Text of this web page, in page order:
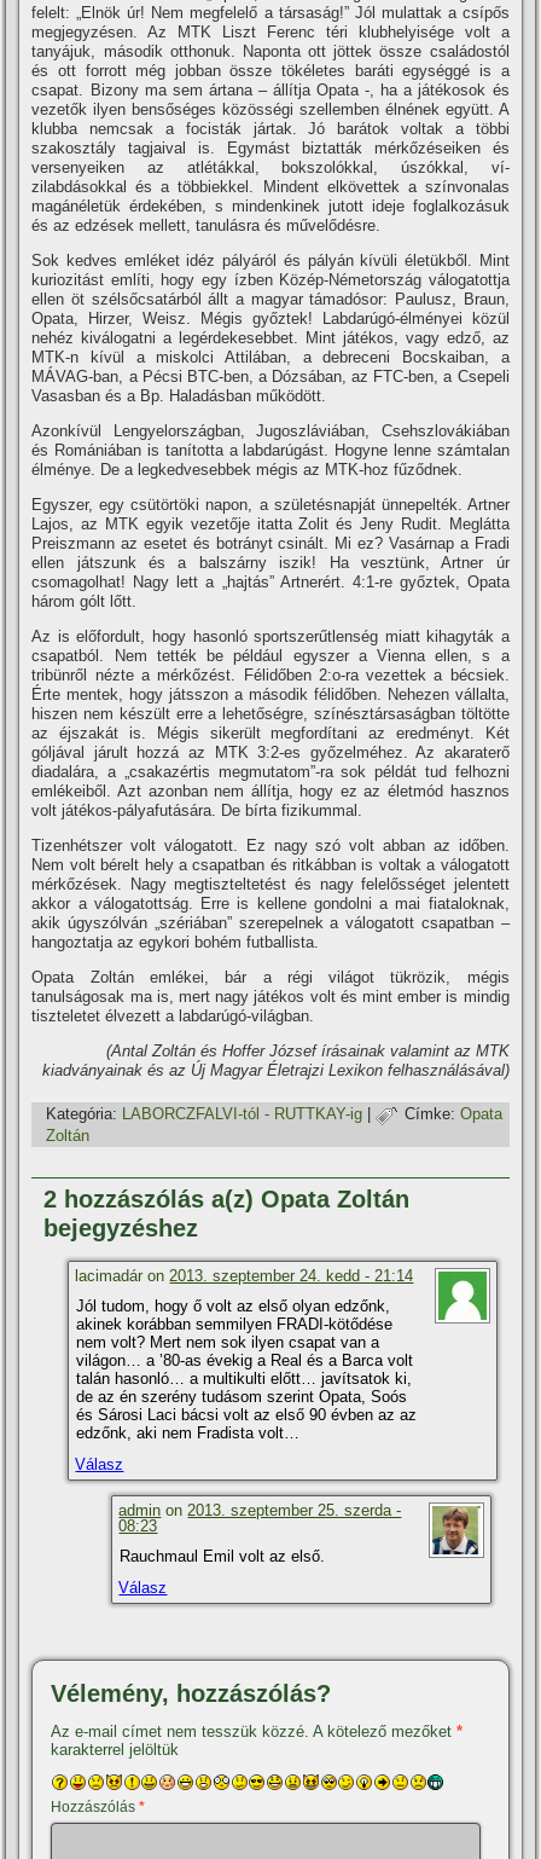
felelt: „Elnök úr! Nem megfelelő a társaság!” Jól mulattak a csí­pős
megjegyzésen. Az MTK Liszt Ferenc téri klubhelyisége volt a
tanyájuk, második otthonuk. Naponta ott jöttek össze családostól
és ott forrott még jobban össze tökéletes baráti egységgé is a
csapat. Bizony ma sem ártana – állí­tja Opata -, ha a játékosok és
vezetők ilyen bensőséges közösségi szellemben élnének együtt. A
klubba nemcsak a focisták jártak. Jó barátok voltak a többi
szakosztály tagjaival is. Egymást biztatták mérkőzéseiken és
versenyeiken az atlétákkal, bokszolókkal, úszókkal, ví­
zilabdásokkal és a többiekkel. Mindent elkövettek a szí­nvonalas
magánéletük érdekében, s mindenkinek jutott ideje foglalkozásuk
és az edzések mellett, tanulásra és művelődésre.
Sok kedves emléket idéz pályáról és pályán kí­vüli életükből. Mint
kuriozitást emlí­ti, hogy egy í­zben Közép-Németország válogatottja
ellen öt szélsőcsatárból állt a magyar támadósor: Paulusz, Braun,
Opata, Hirzer, Weisz. Mégis győztek! Labdarúgó-élményei közül
nehéz kiválogatni a legérdekesebbet. Mint játékos, vagy edző, az
MTK-n kí­vül a miskolci Attilában, a debreceni Bocskaiban, a
MÁVAG-ban, a Pécsi BTC-ben, a Dózsában, az FTC-ben, a Csepeli
Vasasban és a Bp. Haladásban működött.
Azonkí­vül Lengyelországban, Jugoszláviában, Csehszlovákiában
és Romániában is taní­totta a labdarúgást. Hogyne lenne számtalan
élménye. De a legkedvesebbek mégis az MTK-hoz fűződnek.
Egyszer, egy csütörtöki napon, a születésnapját ünnepelték. Artner
Lajos, az MTK egyik vezetője itatta Zolit és Jeny Rudit. Meglátta
Preiszmann az esetet és botrányt csinált. Mi ez? Vasárnap a Fradi
ellen játszunk és a balszárny iszik! Ha vesztünk, Artner úr
csomagolhat! Nagy lett a „hajtás” Artnerért. 4:1-re győztek, Opata
három gólt lőtt.
Az is előfordult, hogy hasonló sportszerűtlenség miatt kihagyták a
csapatból. Nem tették be például egyszer a Vienna ellen, s a
tribünről nézte a mérkőzést. Félidőben 2:o-ra vezettek a bécsiek.
Érte mentek, hogy játsszon a második félidőben. Nehezen vállalta,
hiszen nem készült erre a lehetőségre, szí­nésztársaságban töltötte
az éjszakát is. Mégis sikerült megfordí­tani az eredményt. Két
góljával járult hozzá az MTK 3:2-es győzelméhez. Az akaraterő
diadalára, a „csakazértis megmutatom”-ra sok példát tud felhozni
emlékeiből. Azt azonban nem állí­tja, hogy ez az életmód hasznos
volt játékos-pályafutására. De bí­rta fizikummal.
Tizenhétszer volt válogatott. Ez nagy szó volt abban az időben.
Nem volt bérelt hely a csapatban és ritkábban is voltak a válogatott
mérkőzések. Nagy megtiszteltetést és nagy felelősséget jelentett
akkor a válogatottság. Erre is kellene gondolni a mai fiataloknak,
akik úgyszólván „szériában” szerepelnek a válogatott csapatban –
hangoztatja az egykori bohém futballista.
Opata Zoltán emlékei, bár a régi világot tükrözik, mégis
tanulságosak ma is, mert nagy játékos volt és mint ember is mindig
tiszteletet élvezett a labdarúgó-világban.
(Antal Zoltán és Hoffer József í­rásainak valamint az MTK
kiadványainak és az Új Magyar Életrajzi Lexikon felhasználásával)
Kategória: LABORCZFALVI-tól - RUTTKAY-ig | Címke: Opata
Zoltán
2 hozzászólás a(z) Opata Zoltán
bejegyzéshez
lacimadár on2013. szeptember 24. kedd - 21:14
Jól tudom, hogy ő volt az első olyan edzőnk,
akinek korábban semmilyen FRADI-kötődése
nem volt? Mert nem sok ilyen csapat van a
világon… a ’80-as évekig a Real és a Barca volt
talán hasonló… a multikulti előtt… javí­tsatok ki,
de az én szerény tudásom szerint Opata, Soós
és Sárosi Laci bácsi volt az első 90 évben az az
edzőnk, aki nem Fradista volt…
Válasz
admin on 2013. szeptember 25. szerda -
08:23
Rauchmaul Emil volt az első.
Válasz
Vélemény, hozzászólás?
Az e-mail címet nem tesszük közzé. A kötelező mezőket*
karakterrel jelöltük
Hozzászólás*